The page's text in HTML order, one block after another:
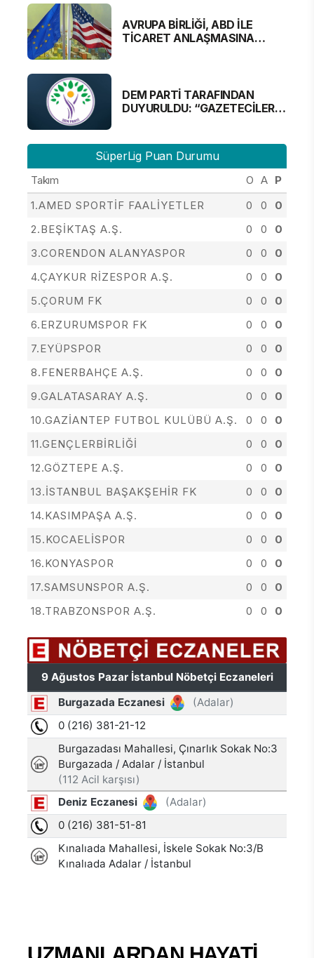
AVRUPA BİRLİĞİ, ABD İLE
TİCARET ANLAŞMASINA
DEM PARTİ TARAFINDAN
DUYURULDU: “GAZETECİLER
SüperLig Puan Durumu
Takım O A P
1.AMED SPORTİF FAALİYETLER
0 0
0
2.BEŞİKTAŞ A.Ş.
0 0
0
3.CORENDON ALANYASPOR
0 0
0
4.ÇAYKUR RİZESPOR A.Ş.
0 0
0
5.ÇORUM FK
0 0
0
6.ERZURUMSPOR FK
0 0
0
7.EYÜPSPOR
0 0
0
8.FENERBAHÇE A.Ş.
0 0
0
9.GALATASARAY A.Ş.
0 0
0
10.GAZİANTEP FUTBOL KULÜBÜ A.Ş.
0 0
0
11.GENÇLERBİRLİĞİ
0 0
0
12.GÖZTEPE A.Ş.
0 0
0
13.İSTANBUL BAŞAKŞEHİR FK
0 0
0
14.KASIMPAŞA A.Ş.
0 0
0
15.KOCAELİSPOR
0 0
0
16.KONYASPOR
0 0
0
17.SAMSUNSPOR A.Ş.
0 0
0
18.TRABZONSPOR A.Ş.
0 0 0